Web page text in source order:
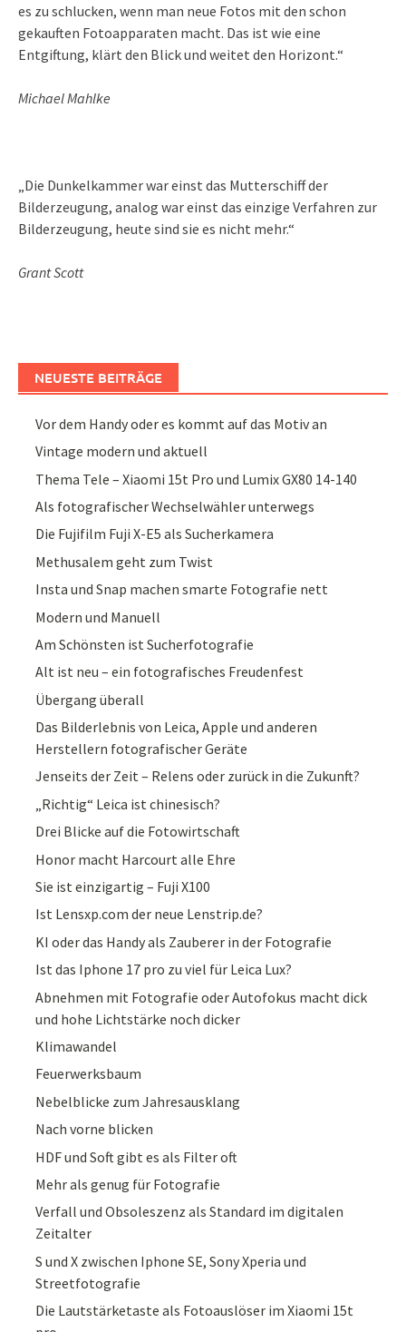
es zu schlucken, wenn man neue Fotos mit den schon
gekauften Fotoapparaten macht. Das ist wie eine
Entgiftung, klärt den Blick und weitet den Horizont.“
Michael Mahlke
„Die Dunkelkammer war einst das Mutterschiff der
Bilderzeugung, analog war einst das einzige Verfahren zur
Bilderzeugung, heute sind sie es nicht mehr.“
Grant Scott
NEUESTE BEITRÄGE
Vor dem Handy oder es kommt auf das Motiv an
Vintage modern und aktuell
Thema Tele – Xiaomi 15t Pro und Lumix GX80 14-140
Als fotografischer Wechselwähler unterwegs
Die Fujifilm Fuji X-E5 als Sucherkamera
Methusalem geht zum Twist
Insta und Snap machen smarte Fotografie nett
Modern und Manuell
Am Schönsten ist Sucherfotografie
Alt ist neu – ein fotografisches Freudenfest
Übergang überall
Das Bilderlebnis von Leica, Apple und anderen
Herstellern fotografischer Geräte
Jenseits der Zeit – Relens oder zurück in die Zukunft?
„Richtig“ Leica ist chinesisch?
Drei Blicke auf die Fotowirtschaft
Honor macht Harcourt alle Ehre
Sie ist einzigartig – Fuji X100
Ist Lensxp.com der neue Lenstrip.de?
KI oder das Handy als Zauberer in der Fotografie
Ist das Iphone 17 pro zu viel für Leica Lux?
Abnehmen mit Fotografie oder Autofokus macht dick
und hohe Lichtstärke noch dicker
Klimawandel
Feuerwerksbaum
Nebelblicke zum Jahresausklang
Nach vorne blicken
HDF und Soft gibt es als Filter oft
Mehr als genug für Fotografie
Verfall und Obsoleszenz als Standard im digitalen
Zeitalter
S und X zwischen Iphone SE, Sony Xperia und
Streetfotografie
Die Lautstärketaste als Fotoauslöser im Xiaomi 15t